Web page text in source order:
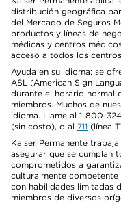
distribución geográfica
del Mercado de Seguros
productos y líneas de
médicas y centros
acceso a todos los
Ayuda en su idioma: se
ASL (American Sign
durante el horario normal
miembros. Muchos de
idioma. Llame al 1-800-
(sin costo), o al 711 (línea
Kaiser Permanente
asegurar que se cumplan
comprometidos a
culturalmente
con habilidades limitadas
miembros de diversos